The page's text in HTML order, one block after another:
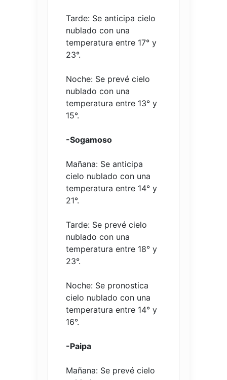
Tarde: Se anticipa cielo
nublado con una
temperatura entre 17° y
23°.
Noche: Se prevé cielo
nublado con una
temperatura entre 13° y
15°.
-Sogamoso
Mañana: Se anticipa
cielo nublado con una
temperatura entre 14° y
21°.
Tarde: Se prevé cielo
nublado con una
temperatura entre 18° y
23°.
Noche: Se pronostica
cielo nublado con una
temperatura entre 14° y
16°.
-Paipa
Mañana: Se prevé cielo